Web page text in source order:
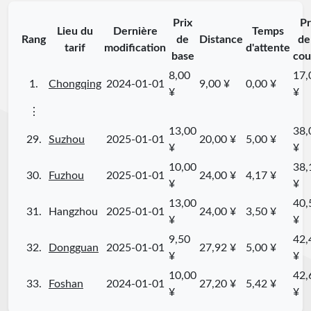
Rang
Lieu du
tarif
Dernière
modification
Prix
de
base
Distance
Temps
d'attente
1. Chongqing 2024-01-01
8,00
¥
9,00 ¥ 0,00 ¥
¥
⋮
29. Suzhou 2025-01-01
13,00
¥
20,00 ¥ 5,00 ¥
¥
30. Fuzhou 2025-01-01
10,00
¥
24,00 ¥ 4,17 ¥
¥
31. Hangzhou 2025-01-01
13,00
¥
24,00 ¥ 3,50 ¥
¥
32. Dongguan 2025-01-01
9,50
¥
27,92 ¥ 5,00 ¥
¥
33. Foshan 2024-01-01
10,00
¥
27,20 ¥ 5,42 ¥
¥